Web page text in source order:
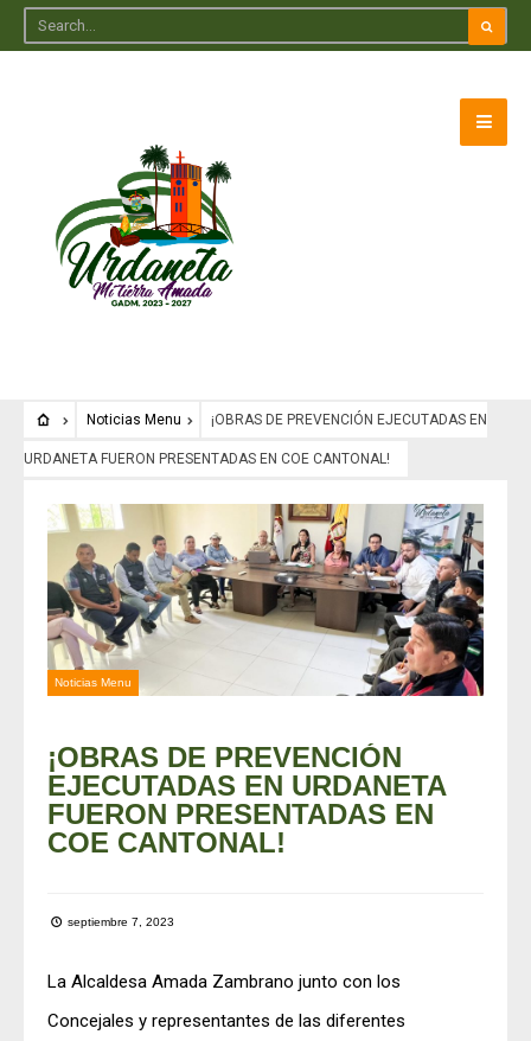
Noticias Menu ¡OBRAS DE PREVENCIÓN EJECUTADAS EN
URDANETA FUERON PRESENTADAS EN COE CANTONAL!
Noticias Menu
¡OBRAS DE PREVENCIÓN
EJECUTADAS EN URDANETA
FUERON PRESENTADAS EN
COE CANTONAL!
septiembre 7, 2023
La Alcaldesa Amada Zambrano junto con los
Concejales y representantes de las diferentes